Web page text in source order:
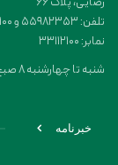
تلفن: 55982353 و 33112100
نمابر: 33112100
شنبه تا چهارشنبه 8 صبح تا 16 بعداز ظهر
خبرنامه